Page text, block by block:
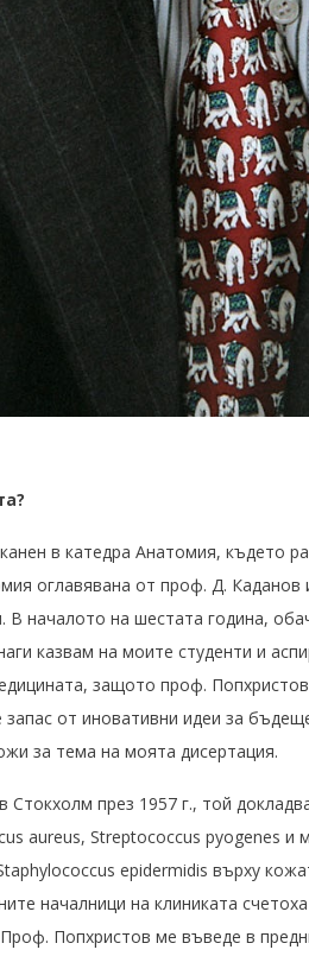
в катедра Анатомия, където
оглавявана от проф. Д.
началото на шестата година,
казвам на моите студенти и
защото проф.
от иновативни идеи за
за тема на моята дисертация.
през 1957 г., той
aureus, Streptococcus pyogenes и
epidermidis върху
началници на клиниката
Попхристов ме въведе в